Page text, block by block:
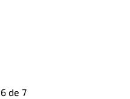
6 de 7